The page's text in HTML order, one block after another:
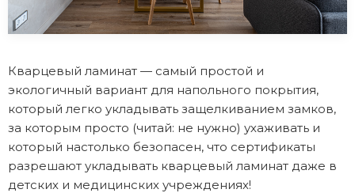
Кварцевый ламинат — самый простой и
экологичный вариант для напольного покрытия,
который легко укладывать защелкиванием замков,
за которым просто (читай: не нужно) ухаживать и
который настолько безопасен, что сертификаты
разрешают укладывать кварцевый ламинат даже в
детских и медицинских учреждениях!